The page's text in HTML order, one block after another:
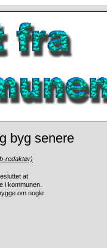
byg senere
redaktør)
at
i kommunen.
om nogle